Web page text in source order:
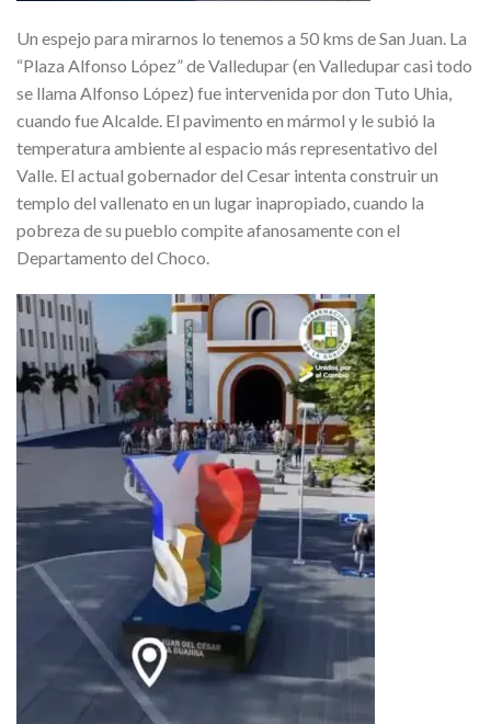
Un espejo para mirarnos lo tenemos a 50 kms de San Juan. La
“Plaza Alfonso López” de Valledupar (en Valledupar casi todo
se llama Alfonso López) fue intervenida por don Tuto Uhia,
cuando fue Alcalde. El pavimento en mármol y le subió la
temperatura ambiente al espacio más representativo del
Valle. El actual gobernador del Cesar intenta construir un
templo del vallenato en un lugar inapropiado, cuando la
pobreza de su pueblo compite afanosamente con el
Departamento del Choco.